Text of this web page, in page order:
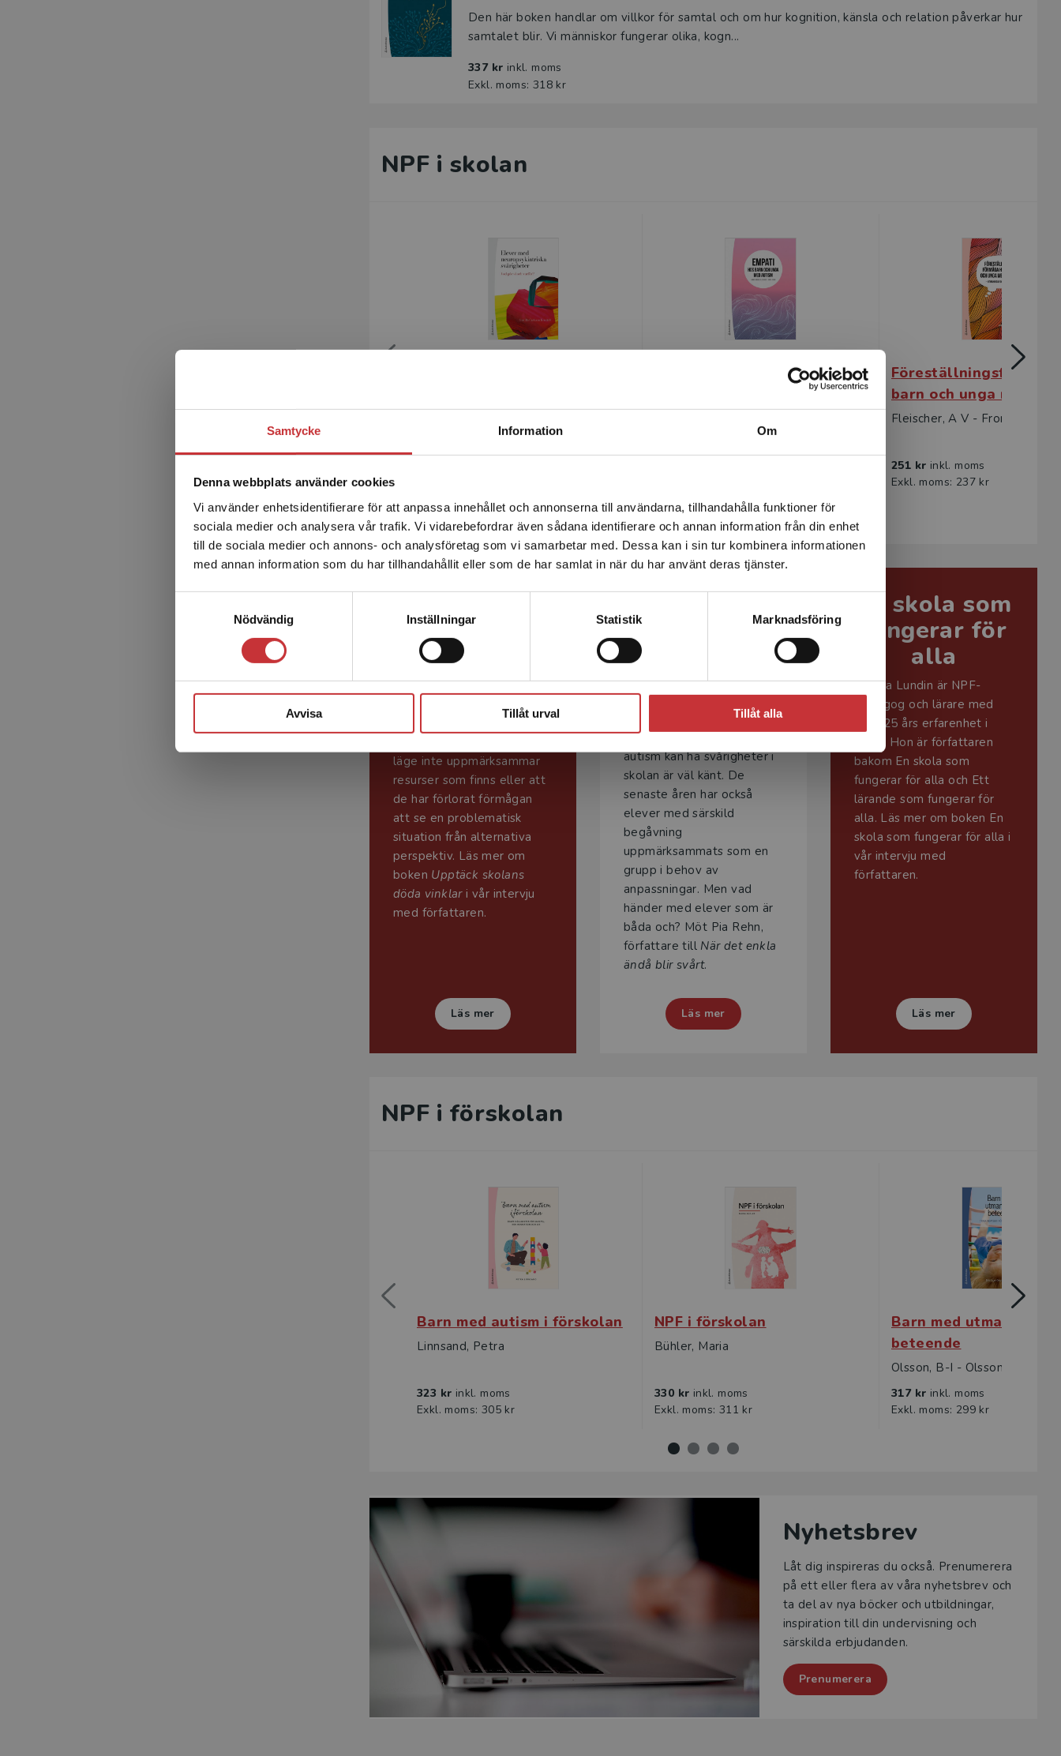
Samtycke Information Om
Denna webbplats använder cookies
Vi använder enhetsidentifierare för att anpassa innehållet och annonserna till användarna, tillhandahålla funktioner för
sociala medier och analysera vår trafik. Vi vidarebefordrar även sådana identifierare och annan information från din enhet
till de sociala medier och annons- och analysföretag som vi samarbetar med. Dessa kan i sin tur kombinera informationen
med annan information som du har tillhandahållit eller som de har samlat in när du har använt deras tjänster.
Nödvändig
Inställningar Statistik Marknadsföring
Avvisa Tillåt urval Tillåt alla
Begränsad fraktregion
Det verkar som att du besöker studentlitteratur.se via en
enhet utanför Sverige. Vi erbjuder inte leveranser utanför
Sverige. För att kunna slutföra ett köp måste
leveransadressen vara i Sverige.Läs mer
Den här boken handlar om villkor för samtal och om hur kognition, känsla och relation påverkar hur
samtalet blir. Vi människor fungerar olika, kogn...
337 kr inkl. moms
Exkl. moms: 318 kr
NPF i skolan
svårigheter
Carlsson Kendall, Gunilla
Empati hos barn och unga
barn och unga med
Fleischer, A V - From, K
251 kr inkl. moms
Exkl. moms: 237 kr
skolans döda
vinklar
Att en skola har döda
vinklar innebär att skolans
läge inte uppmärksammar
resurser som finns eller att
de har förlorat förmågan
att se en problematisk
situation från alternativa
perspektiv. Läs mer om
boken Upptäck skolans
döda vinklari vår intervju
med författaren.
Läs mer
skolan blir
lätt och svår
på samma
Att barn med ADHD och
autism kan ha svårigheter i
skolan är väl känt. De
senaste åren har också
elever med särskild
begåvning
uppmärksammats som en
grupp i behov av
anpassningar. Men vad
händer med elever som är
båda och? Möt Pia Rehn,
författare till När det enkla
ändå blir svårt.
Läs mer
En skola som
fungerar för
alla
Joanna Lundin är NPF-
pedagog och lärare med
över 25 års erfarenhet i
yrket. Hon är författaren
bakom En skola som
fungerar för alla och Ett
lärande som fungerar för
alla. Läs mer om boken En
skola som fungerar för alla i
vår intervju med
författaren.
Läs mer
NPF i förskolan
Barn med autism i förskolan
Linnsand, Petra
323 kr inkl. moms
Exkl. moms: 305 kr
NPF i förskolan
Bühler, Maria
330 kr inkl. moms
Exkl. moms: 311 kr
Barn med utmanande
beteende
Olsson, B-I - Olsson, K
317 kr inkl. moms
Exkl. moms: 299 kr
Nyhetsbrev
Låt dig inspireras du också. Prenumerera
på ett eller flera av våra nyhetsbrev och
ta del av nya böcker och utbildningar,
inspiration till din undervisning och
särskilda erbjudanden.
Prenumerera